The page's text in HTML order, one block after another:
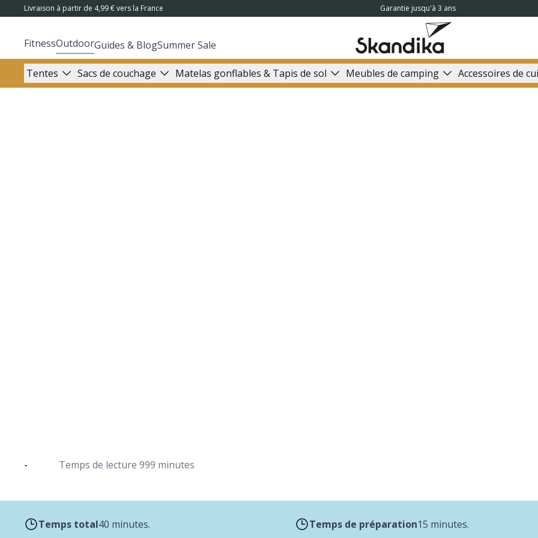
Livraison à partir de 4,99 € vers la France Garantie jusqu'à 3 ans
FitnessOutdoorGuides & BlogSummer Sale
Tentes Sacs de couchage Matelas gonflables & Tapis de sol Meubles de camping Accessoires de
- Temps de lecture 999 minutes
Temps total40 minutes. Temps de préparation15 minutes.